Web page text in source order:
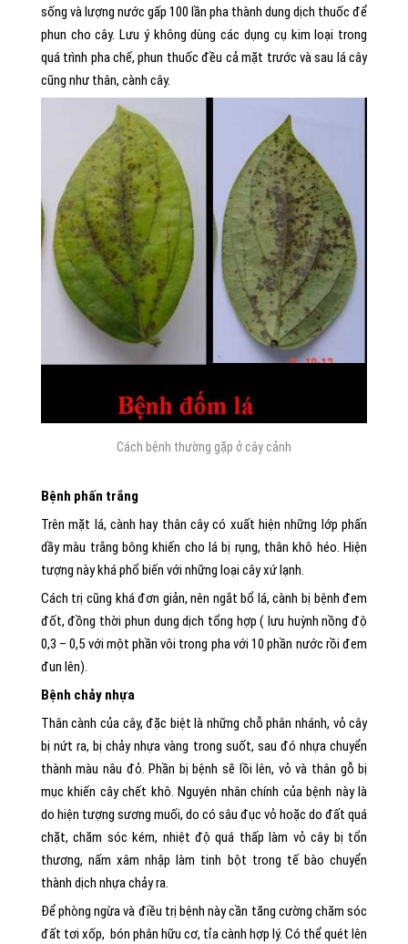
sống và lượng nước gấp 100 lần pha thành dung dịch thuốc để
phun cho cây. Lưu ý không dùng các dụng cụ kim loại trong
quá trình pha chế, phun thuốc đều cả mặt trước và sau lá cây
cũng như thân, cành cây.
Cách bệnh thường gặp ở cây cảnh
Bệnh phấn trắng
Trên mặt lá, cành hay thân cây có xuất hiện những lớp phấn
dầy màu trắng bông khiến cho lá bị rụng, thân khô héo. Hiện
tượng này khá phổ biến với những loại cây xứ lạnh.
Cách trị cũng khá đơn giản, nên ngắt bổ lá, cành bị bệnh đem
đốt, đồng thời phun dung dịch tổng hợp ( lưu huỳnh nồng độ
0,3 – 0,5 với một phần vôi trong pha với 10 phần nước rồi đem
đun lên).
Bệnh chảy nhựa
Thân cành của cây, đặc biệt là những chỗ phân nhánh, vỏ cây
bị nứt ra, bị chảy nhựa vàng trong suốt, sau đó nhựa chuyển
thành màu nâu đỏ. Phần bị bệnh sẽ lồi lên, vỏ và thân gỗ bị
mục khiến cây chết khô. Nguyên nhân chính của bệnh này là
do hiện tượng sương muối, do có sâu đục vỏ hoặc do đất quá
chặt, chăm sóc kém, nhiệt độ quá thấp làm vỏ cây bị tổn
thương, nấm xâm nhập làm tinh bột trong tế bào chuyển
thành dịch nhựa chảy ra.
Để phòng ngừa và điều trị bệnh này cần tăng cường chăm sóc
đất tơi xốp, bón phân hữu cơ, tỉa cành hợp lý. Có thể quét lên